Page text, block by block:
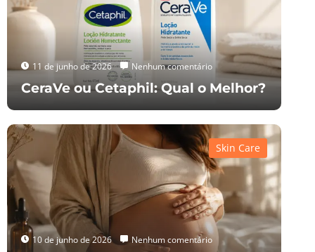
11 de junho de 2026 Nenhum comentário
CeraVe ou Cetaphil: Qual o Melhor?
10 de junho de 2026 Nenhum comentário
Skin Care